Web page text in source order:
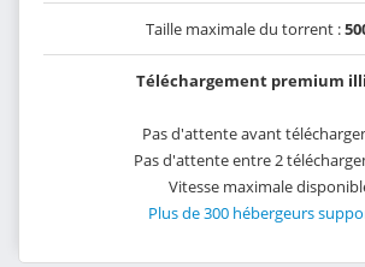
Taille maximale du torrent :
Téléchargement premium
Pas d'attente avant
Pas d'attente entre 2
Vitesse maximale
Plus de 300 hébergeurs